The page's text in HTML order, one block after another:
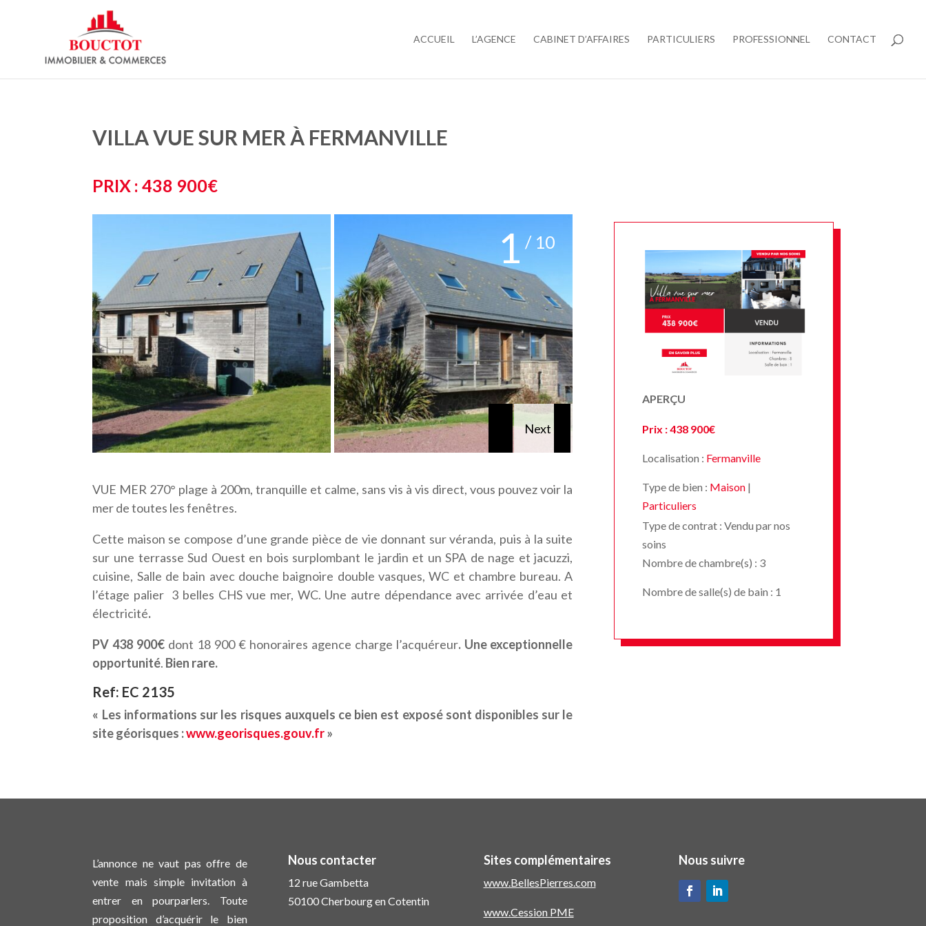
ACCUEIL L’AGENCE CABINET D’AFFAIRES PARTICULIERS PROFESSIONNEL CONTACT
VILLA VUE SUR MER À FERMANVILLE
PRIX : 438 900€
1 / 10
VUE MER 270° plage à 200m, tranquille et calme, sans vis à vis direct, vous pouvez voir la
mer de toutes les fenêtres.
Cette maison se compose d’une grande pièce de vie donnant sur véranda, puis à la suite
sur une terrasse Sud Ouest en bois surplombant le jardin et un SPA de nage et jacuzzi,
cuisine, Salle de bain avec douche baignoire double vasques, WC et chambre bureau. A
l’étage palier 3 belles CHS vue mer, WC. Une autre dépendance avec arrivée d’eau et
électricité.
PV 438 900€ dont 18 900 € honoraires agence charge l’acquéreur. Une exceptionnelle
opportunité. Bien rare.
Ref: EC 2135
« Les informations sur les risques auxquels ce bien est exposé sont disponibles sur le
site géorisques :www.georisques.gouv.fr»
APERÇU
Prix : 438 900€
Localisation : Fermanville
Type de bien : Maison|
Particuliers
Type de contrat : Vendu par nos
soins
Nombre de chambre(s) : 3
Nombre de salle(s) de bain : 1
L’annonce ne vaut pas offre de
vente mais simple invitation à
entrer en pourparlers. Toute
proposition d’acquérir le bien
Nous contacter
12 rue Gambetta
50100 Cherbourg en Cotentin
Sites complémentaires
www.BellesPierres.com
www.Cession PME
Nous suivre